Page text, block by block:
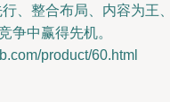
、整合布局、内容为
争中赢得先机。
product/60.html